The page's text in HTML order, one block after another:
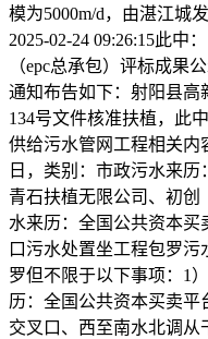
模为5000m/d，由湛江城
2025-02-24 09:26:15此
（epc总承包）评标成果
通知布告如下：射阳县高
134号文件核准扶植，此
供给污水管网工程相关内
日，类别：市政污水来
青石扶植无限公司、初创
水来历：全国公共资本买
口污水处置坐工程包罗
罗但不限于以下事项：1
历：全国公共资本买卖平
交叉口、西至南水北调从